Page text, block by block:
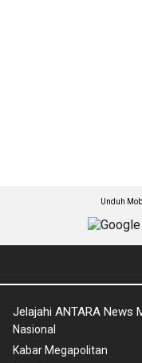
Unduh
Jelajahi ANTARA News
Nasional
Kabar Megapolitan